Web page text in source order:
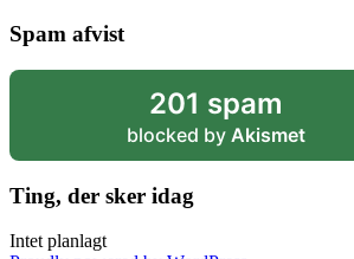
Spam afvist
201 spam
blocked by Akismet
Ting, der sker idag
Intet planlagt